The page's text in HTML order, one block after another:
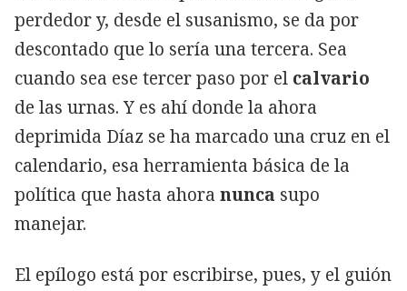
perdedor y, desde el susanismo, se da por
descontado que lo sería una tercera. Sea
cuando sea ese tercer paso por el calvario
de las urnas. Y es ahí donde la ahora
deprimida Díaz se ha marcado una cruz en el
calendario, esa herramienta básica de la
política que hasta ahora nunca supo
manejar.
El epílogo está por escribirse, pues, y el guión